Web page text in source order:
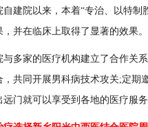
院以来，本着“专治、以特制
并在临床上取得了显著的效果。
家的医疗机构建立了合作关
共同开展男科病技术攻关;定期
门就可以享受到各地的医疗服务